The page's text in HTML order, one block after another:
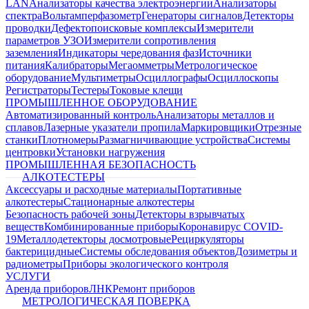
LANАнализаторы качества электроэнергииАнализаторы
спектраВольтамперфазометрГенераторы сигналовДетекторы
проводкиДефектопоисковые комплексыИзмерители
параметров УЗОИзмерители сопротивления
заземленияИндикаторы чередования фазИсточники
питанияКалибраторыМегаомметрыМетрологическое
оборудованиеМультиметрыОсциллографыОсциллоскопы
РегистраторыТестерыТоковые клещи
ПРОМЫШЛЕННОЕ ОБОРУДОВАНИЕ
Автоматизированный контрольАнализаторы металлов и
сплавовЛазерные указатели пропилаМаркировщикиОтрезные
станкиПлотномерыРазмагничивающие устройстваСистемы
центровкиУстановки нагружения
ПРОМЫШЛЕННАЯ БЕЗОПАСНОСТЬ
АЛКОТЕСТЕРЫ
Аксессуары и расходные материалыПортативные
алкотестерыСтационарные алкотестеры
Безопасность рабочей зоныДетекторы взрывчатых
веществКомбинированные приборыКоронавирус COVID-
19Металлодетекторы досмотровыеРециркуляторы
бактерицидныеСистемы обследования объектовДозиметры и
радиометрыПриборы экологического контроля
УСЛУГИ
Аренда приборовЛНКРемонт приборов
МЕТРОЛОГИЧЕСКАЯ ПОВЕРКА